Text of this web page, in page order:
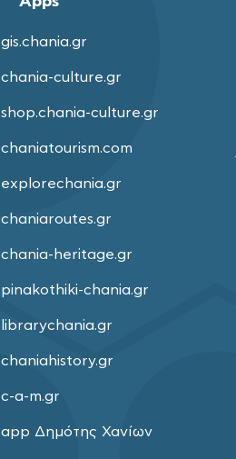
gis.chania.gr
chania-culture.gr
shop.chania-culture.gr
chaniatourism.com
explorechania.gr
chaniaroutes.gr
chania-heritage.gr
pinakothiki-chania.gr
librarychania.gr
chaniahistory.gr
c-a-m.gr
app Δημότης Χανίων